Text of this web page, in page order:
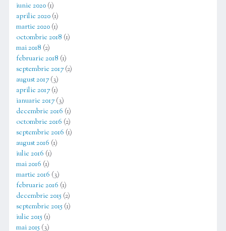
iunie 2020(1)
aprilie 2020(1)
martie 2020(1)
octombrie 2018 (1)
mai 2018 (2)
februarie 2018 (1)
septembrie 2017(2)
august 2017(3)
aprilie 2017(1)
ianuarie 2017(3)
decembrie 2016 (1)
octombrie 2016 (2)
septembrie 2016 (1)
august 2016 (1)
iulie 2016 (1)
mai 2016 (1)
martie 2016 (3)
februarie 2016 (1)
decembrie 2015(2)
septembrie 2015(1)
iulie 2015(1)
mai 2015(3)